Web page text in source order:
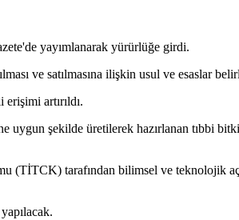
yayımlanarak yürürlüğe girdi.
ve satılmasına ilişkin usul ve esaslar
artırıldı.
şekilde üretilerek hazırlanan tıbbi
(TİTCK) tarafından bilimsel ve teknolojik